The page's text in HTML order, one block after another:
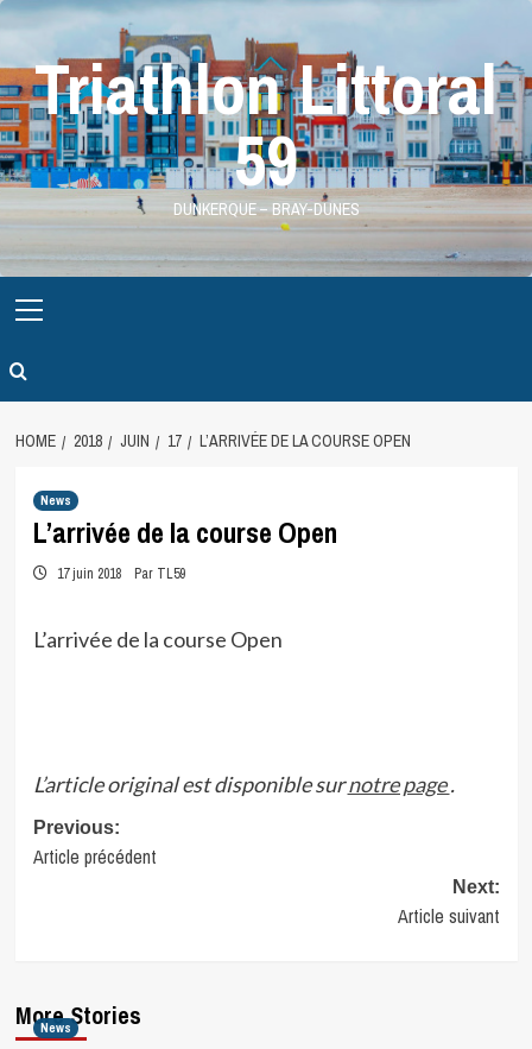
Skip
contentTriathlon Littoral
59
DUNKERQUE – BRAY-DUNES
Menu
HOME 2018 JUIN 17 L’ARRIVÉE DE LA COURSE OPEN
News
L’arrivée de la course Open
17 juin 2018 Par TL59
L’arrivée de la course Open
L’article original est disponible surnotre page.
Post
navigation
Previous:
Article précédent
Next:
Article suivant
More Stories
News